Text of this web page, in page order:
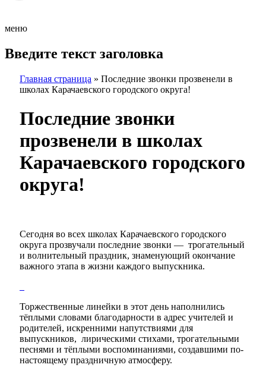
меню
Введите текст заголовка
Главная страница » Последние звонки прозвенели в
школах Карачаевского городского округа!
Последние звонки
прозвенели в школах
Карачаевского городского
округа!
Сегодня во всех школах Карачаевского городского
округа прозвучали последние звонки — трогательный
и волнительный праздник, знаменующий окончание
важного этапа в жизни каждого выпускника.
Торжественные линейки в этот день наполнились
тёплыми словами благодарности в адрес учителей и
родителей, искренними напутствиями для
выпускников, лирическими стихами, трогательными
песнями и тёплыми воспоминаниями, создавшими по-
настоящему праздничную атмосферу.